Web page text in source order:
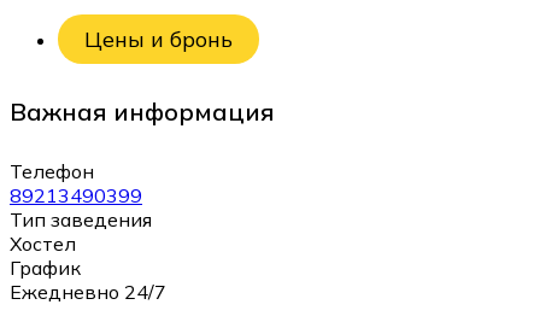
Цены и бронь
Важная информация
Телефон
89213490399
Тип заведения
Хостел
График
Ежедневно 24/7